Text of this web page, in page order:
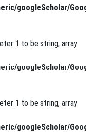
googleScholar/
1 to be string, array
googleScholar/
1 to be string, array
googleScholar/